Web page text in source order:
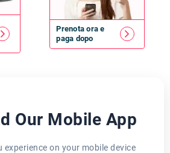
Prenota ora e
paga dopo
Our Mobile App
experience on your mobile device